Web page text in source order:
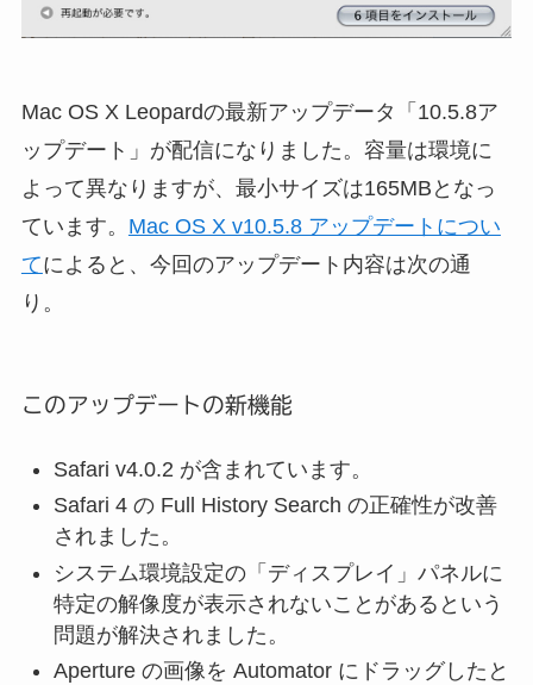
Mac OS X Leopardの最新アップデータ「10.5.8ア
ップデート」が配信になりました。容量は環境に
よって異なりますが、最小サイズは165MBとなっ
ています。 Mac OS X v10.5.8 アップデートについ
てによると、今回のアップデート内容は次の通
り。
このアップデートの新機能
Safari v4.0.2 が含まれています。
Safari 4 の Full History Search の正確性が改善
されました。
システム環境設定の「ディスプレイ」パネルに
特定の解像度が表示されないことがあるという
問題が解決されました。
Aperture の画像を Automator にドラッグしたと